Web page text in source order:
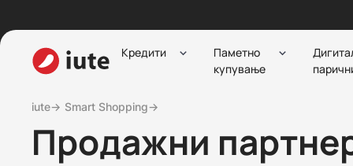
Кредити
Паметно
купување
iute→ Smart Shopping→
Продажни